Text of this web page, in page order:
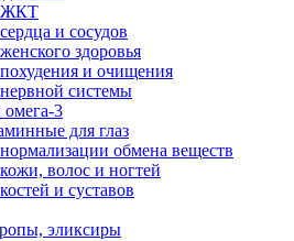
ЖКТ
и сосудов
здоровья
и очищения
системы
3
для глаз
обмена веществ
волос и ногтей
и суставов
эликсиры